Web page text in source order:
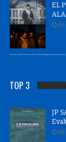
EL
06
TOP 3
JP
08